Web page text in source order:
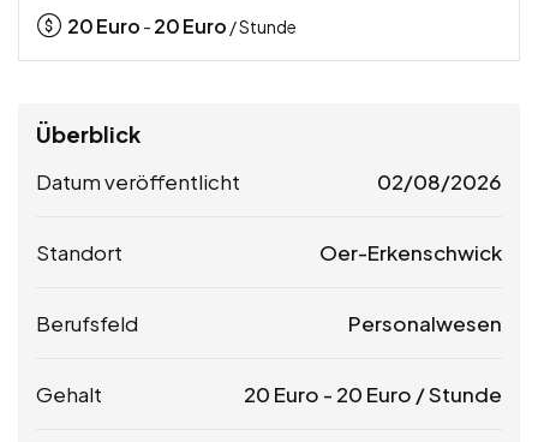
20Euro - 20Euro / Stunde
Überblick
Datum veröffentlicht 02/08/2026
Standort Oer-Erkenschwick
Berufsfeld Personalwesen
Gehalt 20 Euro - 20 Euro / Stunde